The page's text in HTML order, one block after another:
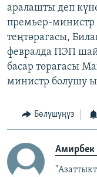
аралашты деп
премьер-министр
теңтөрагасы,
февралда ПЭП
басар төрагасы
министр болушу
Бөлүшүңүз
Амирбек